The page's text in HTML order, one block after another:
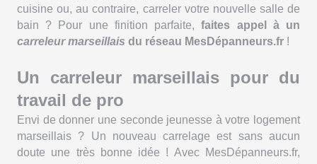
cuisine ou, au contraire, carreler votre nouvelle salle de
bain ? Pour une finition parfaite,faites appel à un
carreleur marseillais du réseau MesDépanneurs.fr !
Un carreleur marseillais pour du
travail de pro
Envi de donner une seconde jeunesse à votre logement
marseillais ? Un nouveau carrelage est sans aucun
doute une très bonne idée ! Avec MesDépanneurs.fr,